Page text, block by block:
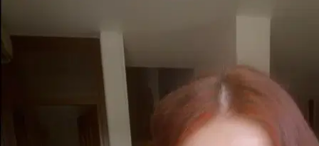
È più facile cercare i pet sitter nell’app